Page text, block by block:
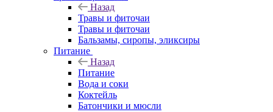
Назад
Травы и фиточаи
Травы и фиточаи
Бальзамы, сиропы, эликсиры
Питание
Назад
Питание
Вода и соки
Коктейль
Батончики и мюсли